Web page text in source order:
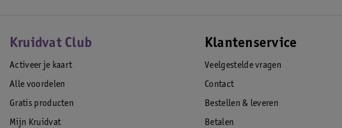
Kruidvat Club
Activeer je kaart
Alle voordelen
Gratis producten
Mijn Kruidvat
Klantenservice
Veelgestelde vragen
Contact
Bestellen & leveren
Betalen